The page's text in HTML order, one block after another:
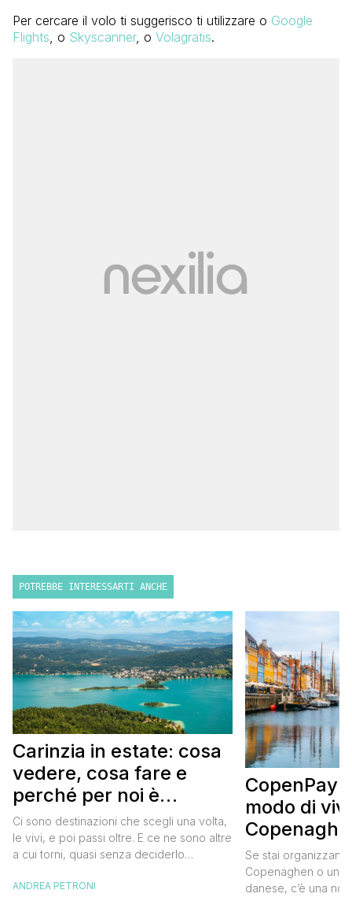
Per cercare il volo ti suggerisco ti utilizzare o Google
Flights , o Skyscanner, o Volagratis.
POTREBBE INTERESSARTI ANCHE
Carinzia in estate: cosa
vedere, cosa fare e
perché per noi è
diventata una
destinazione del cuore
Ci sono destinazioni che scegli una volta,
le vivi, e poi passi oltre. E ce ne sono altre
a cui torni, quasi senza deciderlo
richiamarti indietro più che il contrario. Per
ANDREA PETRONI
CopenPay:
modo di
meglio e
meno
Se stai
Copenaghen o un
danese, c’è una